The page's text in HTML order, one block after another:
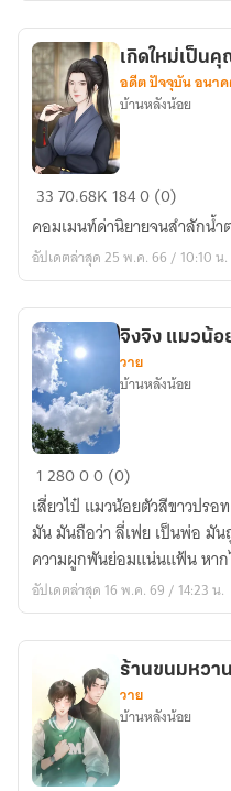
รี
ไรท์)
เกิด
เป็น
คุณ
ของ
ตัว
ร้าย
เกิดใหม่เป็น
อดีต ปัจจุบัน อนา
บ้านหลังน้อย
3370.68K 1840 (0)
คอมเมนท์ด่านิยายจนสำลักน้ำ
อัปเดตล่าสุด 25 พ.ค. 66 / 10:10 น.
จิง
จิง
แมว
น้อย
อยาก
มี
จิงจิง แมวน้อ
วาย
บ้านหลังน้อย
128000 (0)
เสี่ยวไป๋ แมวน้อยตัวสีขาวปร
มัน มันถือว่า ลี่เฟย เป็นพ่อ มันถูกลี่เฟยเก็บมาเลี้ยง วึ่งแน่นอนว่า
ความผูกพันย่อมแน่นแฟ้น หา
อัปเดตล่าสุด 16 พ.ค. 69 / 14:23 น.
ร้านขนมหวา
วาย
บ้านหลังน้อย